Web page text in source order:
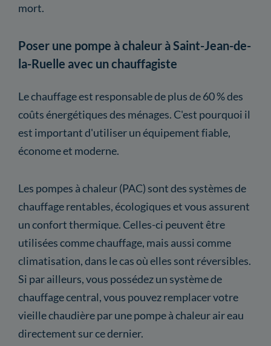
mort.
Poser une pompe à chaleur à Saint-Jean-de-
la-Ruelle avec un chauffagiste
Le chauffage est responsable de plus de 60 % des
coûts énergétiques des ménages. C'est pourquoi il
est important d'utiliser un équipement fiable,
économe et moderne.
Les pompes à chaleur (PAC) sont des systèmes de
chauffage rentables, écologiques et vous assurent
un confort thermique. Celles-ci peuvent être
utilisées comme chauffage, mais aussi comme
climatisation, dans le cas où elles sont réversibles.
Si par ailleurs, vous possédez un système de
chauffage central, vous pouvez remplacer votre
vieille chaudière par une pompe à chaleur air eau
directement sur ce dernier.